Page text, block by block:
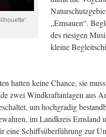
„Emsauen“.
des riesigen
kleine
hatten keine Chance, sie
zwei Windkraftanlagen aus
um hochgradig
im Landkreis Emsland
eine Schiffsüberführung zur